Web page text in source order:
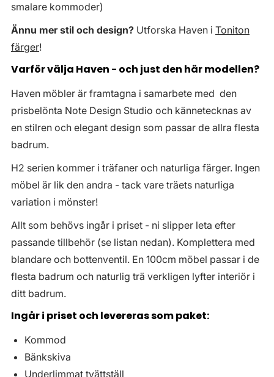
smalare kommoder)
Ännu mer stil och design? Utforska Haven i Toniton
färger!
Varför välja Haven - och just den här modellen?
Haven möbler är framtagna i samarbete med den
prisbelönta Note Design Studio och kännetecknas av
en stilren och elegant design som passar de allra flesta
badrum.
H2 serien kommer i träfaner och naturliga färger. Ingen
möbel är lik den andra - tack vare träets naturliga
variation i mönster!
Allt som behövs ingår i priset - ni slipper leta efter
passande tillbehör (se listan nedan). Komplettera med
blandare och bottenventil. En 100cm möbel passar i de
flesta badrum och naturlig trä verkligen lyfter interiör i
ditt badrum.
Ingår i priset och levereras som paket:
Kommod
Bänkskiva
Underlimmat tvättställ